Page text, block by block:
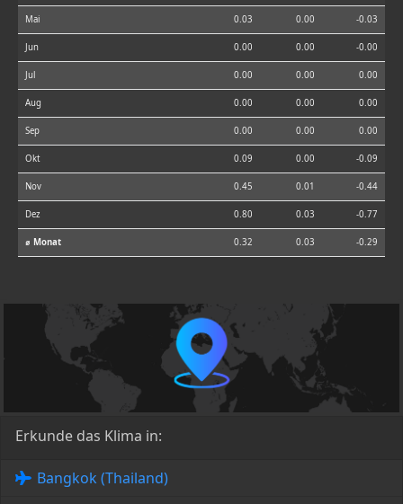
Mai 0.03 0.00 -0.03
Jun 0.00 0.00 -0.00
Jul 0.00 0.00 0.00
Aug 0.00 0.00 0.00
Sep 0.00 0.00 0.00
Okt 0.09 0.00 -0.09
Nov 0.45 0.01 -0.44
Dez 0.80 0.03 -0.77
⌀ Monat 0.32 0.03 -0.29
Erkunde das Klima in:
Bangkok (Thailand)